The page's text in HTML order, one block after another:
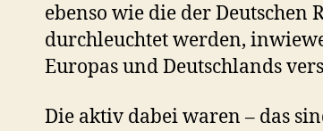
ebenso wie die der Deutschen
durchleuchtet werden,
Europas und Deutschlands
Die aktiv dabei waren – das